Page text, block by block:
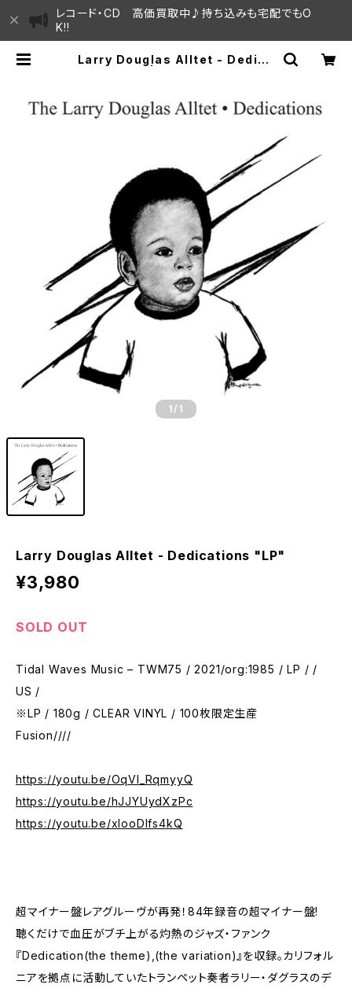
レコード・CD 高価買取中♪持ち込みも宅配でもO
K!!
Larry Douglas Alltet - Dedica
1 /1
Larry Douglas Alltet - Dedications "LP"
¥3,980
SOLD OUT
Tidal Waves Music – TWM75 / 2021/org:1985 / LP / /
US /
※LP / 180g / CLEAR VINYL / 100枚限定生産
Fusion////
https://youtu.be/OqVI_RqmyyQ
https://youtu.be/hJJYUydXzPc
https://youtu.be/xlooDlfs4kQ
超マイナー盤レアグルーヴが再発！84年録音の超マイナー盤!
聴くだけで血圧がブチ上がる灼熱のジャズ・ファンク
『Dedication(the theme),(the variation)』を収録。カリフォル
ニアを拠点に活動していたトランペット奏者ラリー・ダグラスのデ